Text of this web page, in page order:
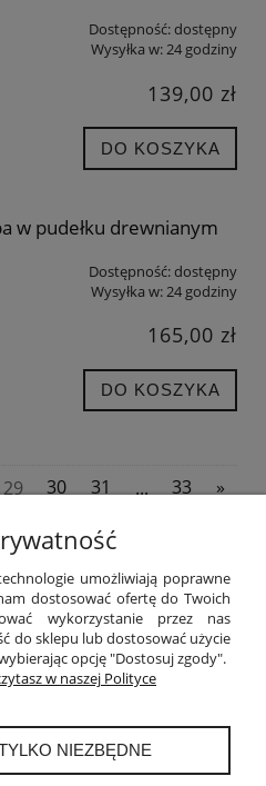
Dostępność:dostępny
Wysyłka w:24 godziny
139,00 zł
DO KOSZYKA
w pudełku drewnianym
Dostępność:dostępny
Wysyłka w: 24 godziny
165,00 zł
DO KOSZYKA
29 30 31 ... 33 »
KONTO
I DOSTAWA
umożliwiają poprawne
dostosować ofertę do Twoich
wykorzystanie przez nas
do sklepu lub dostosować użycie
opcję "Dostosuj zgody".
w naszej Polityce
NIEZBĘDNE